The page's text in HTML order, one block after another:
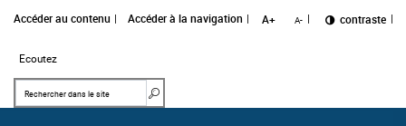
Accéder au contenu Accéder à la navigation A+ A- Changer le
contraste
Ecoutez
Mots clés